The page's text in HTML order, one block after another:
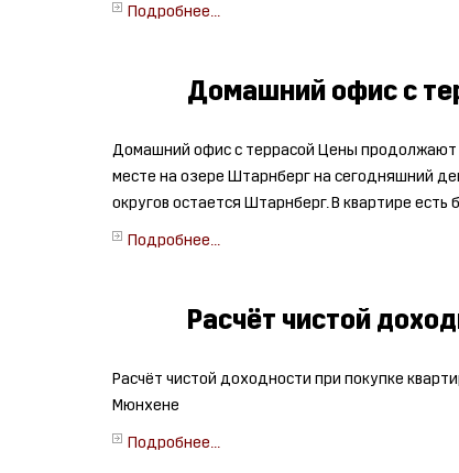
Подробнее...
Домашний офис с
Домашний офис с террасой Цены продолжают
месте на озере Штарнберг на сегодняшний
округов остается Штарнберг. В квартире есть
Подробнее...
Расчёт чистой
Расчёт чистой доходности при покупке
Мюнхене
Подробнее...